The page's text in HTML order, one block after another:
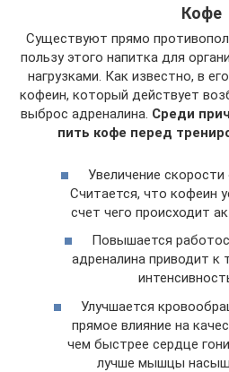
Кофе
Существуют прямо
пользу этого напитка для
нагрузками. Как известно, в
кофеин, который действует
выброс адреналина. Среди
пить кофе перед
Увеличение
Считается, что кофеин
счет чего происходит
Повышается
адреналина приводит к
Улучшается
прямое влияние на
чем быстрее сердце
лучше мышцы